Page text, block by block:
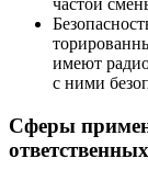
частой
имеют
с ними
Сферы